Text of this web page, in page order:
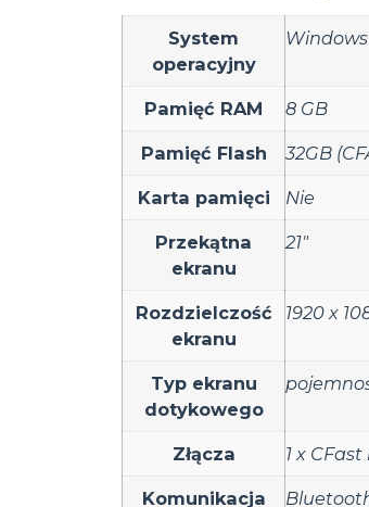
System
operacyjny
Windows
Pamięć RAM 8 GB
Pamięć Flash 32GB
Karta pamięci Nie
Przekątna
ekranu
21"
Rozdzielczość
ekranu
1920 x
Typ ekranu
dotykowego
Złącza 1 x CFast
Komunikacja